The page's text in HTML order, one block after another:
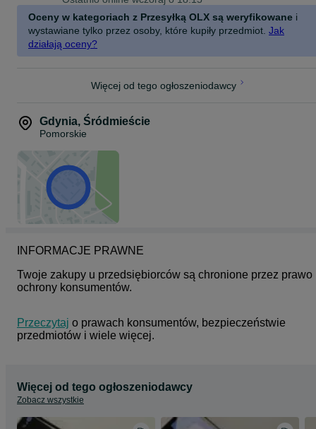
Złoto 750
Waga - 6.14 gram
Rozmiar 22
Oceny w kategoriach z Przesyłką OLX są weryfikowane i
wystawiane tylko przez osoby, które kupiły przedmiot. Jak
działają oceny?
Więcej od tego ogłoszeniodawcy
Gdynia, Śródmieście
Pomorskie
INFORMACJE PRAWNE
Twoje zakupy u przedsiębiorców są chronione przez prawo
ochrony konsumentów.
Przeczytaj o prawach konsumentów, bezpieczeństwie
przedmiotów i wiele więcej.
Więcej od tego ogłoszeniodawcy
Zobacz wszystkie